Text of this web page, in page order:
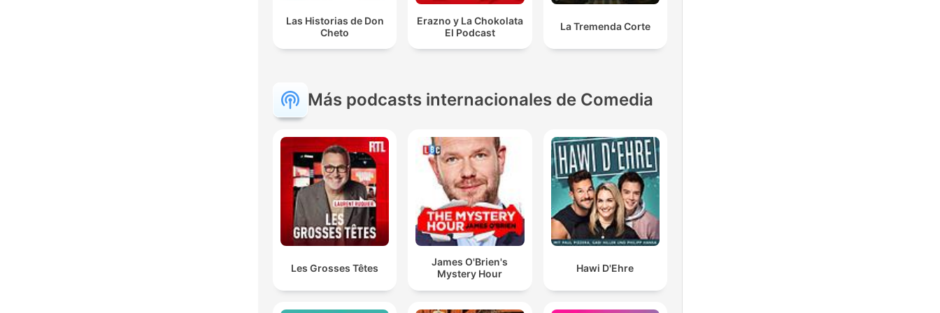
Las Historias de Don
Cheto
Erazno y La Chokolata
El Podcast
La Tremenda Corte
Más podcasts internacionales de Comedia
Les Grosses Têtes
James O'Brien's
Mystery Hour
Hawi D'Ehre